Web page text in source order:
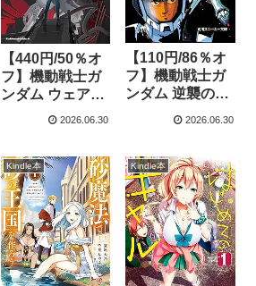
【440円/50％オ
フ】機動戦士ガ
ンダム ウェアヴ
ォルフ（４） (角
2026.06.30
【110円/86％オ
フ】機動戦士ガ
ンダム 逆襲のシ
チカ・チルドレ
ー文庫)
2026.06.30
Kindle本 Kindle本